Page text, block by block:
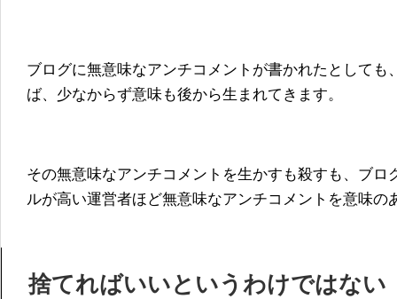
ブログに無意味なアンチコメントが書かれたとしても
ば、少なからず意味も後から生まれてきます。
その無意味なアンチコメントを生かすも殺すも、ブロ
ルが高い運営者ほど無意味なアンチコメントを意味の
捨てればいいというわけではない